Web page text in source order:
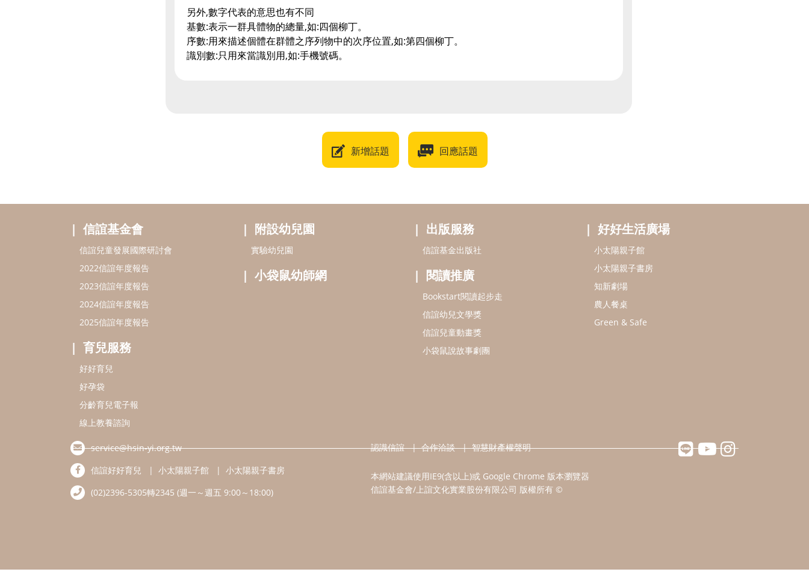
另外,數字代表的意思也有不同
基數:表示一群具體物的總量,如:四個柳丁。
序數:用來描述個體在群體之序列物中的次序位置,如:第四個柳丁。
識別數:只用來當識別用,如:手機號碼。
新增話題 回應話題
信誼基金會
信誼兒童發展國際研討會
2022信誼年度報告
2023信誼年度報告
2024信誼年度報告
2025信誼年度報告
育兒服務
好好育兒
好孕袋
分齡育兒電子報
線上教養諮詢
附設幼兒園
實驗幼兒園
小袋鼠幼師網
出版服務
信誼基金出版社
閱讀推廣
Bookstart閱讀起步走
信誼幼兒文學獎
信誼兒童動畫獎
小袋鼠說故事劇團
好好生活廣場
小太陽親子館
小太陽親子書房
知新劇場
農人餐桌
Green & Safe
service@hsin-yi.org.tw
信誼好好育兒
小太陽親子館
小太陽親子書房
(02)2396-5305轉2345 (週一～週五 9:00～18:00)
認識信誼 合作洽談 智慧財產權聲明
本網站建議使用IE9(含以上)或 Google Chrome 版本瀏覽器
信誼基金會/上誼文化實業股份有限公司 版權所有 ©